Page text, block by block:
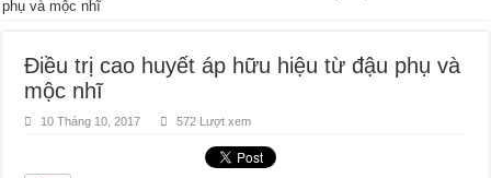
phụ và mộc nhĩ
Điều trị cao huyết áp hữu hiệu từ đậu phụ và
mộc nhĩ
10 Tháng 10, 2017 572 Lượt xem